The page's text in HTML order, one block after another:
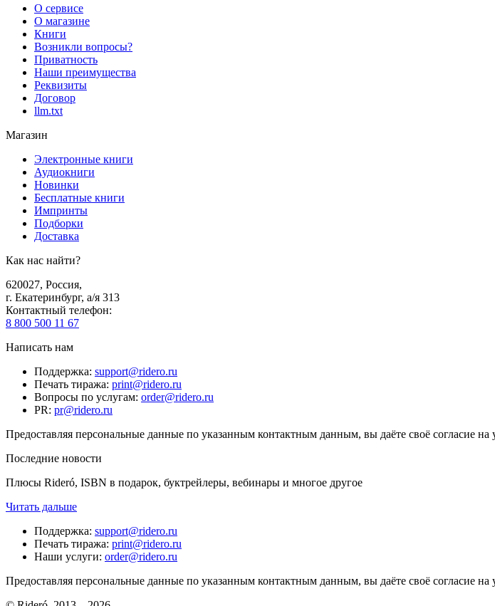
О сервисе
О магазине
Книги
Возникли вопросы?
Приватность
Наши преимущества
Реквизиты
Договор
llm.txt
Магазин
Электронные книги
Аудиокниги
Новинки
Бесплатные книги
Импринты
Подборки
Доставка
Как нас найти?
620027, Россия,
г. Екатеринбург, а/я 313
Контактный телефон:
8 800 500 11 67
Написать нам
Поддержка: support@ridero.ru
Печать тиража: print@ridero.ru
Вопросы по услугам: order@ridero.ru
PR: pr@ridero.ru
Предоставляя персональные данные по указанным контактным данным, вы даёте своё согласие на
Последние новости
Плюсы Rideró, ISBN в подарок, буктрейлеры, вебинары и многое другое
Читать дальше
Поддержка: support@ridero.ru
Печать тиража: print@ridero.ru
Наши услуги: order@ridero.ru
Предоставляя персональные данные по указанным контактным данным, вы даёте своё согласие на